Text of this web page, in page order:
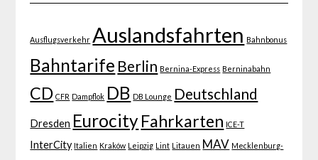
Ausflugsverkehr Auslandsfahrten Bahnbonus
Bahntarife Berlin Bernina-Express Berninabahn
CD CFR Dampflok DB DB Lounge Deutschland
Dresden EurocityFahrkarten ICE-T
InterCity Italien Kraków Leipzig Lint Litauen MAV Mecklenburg-